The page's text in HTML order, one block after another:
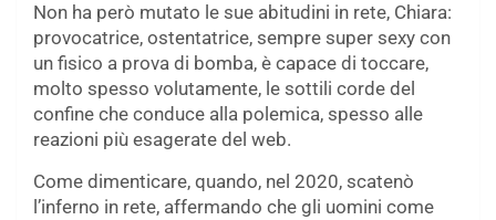
Non ha però mutato le sue abitudini in rete, Chiara:
provocatrice, ostentatrice, sempre super sexy con
un fisico a prova di bomba, è capace di toccare,
molto spesso volutamente, le sottili corde del
confine che conduce alla polemica, spesso alle
reazioni più esagerate del web.
Come dimenticare, quando, nel 2020, scatenò
l’inferno in rete, affermando che gli uomini come